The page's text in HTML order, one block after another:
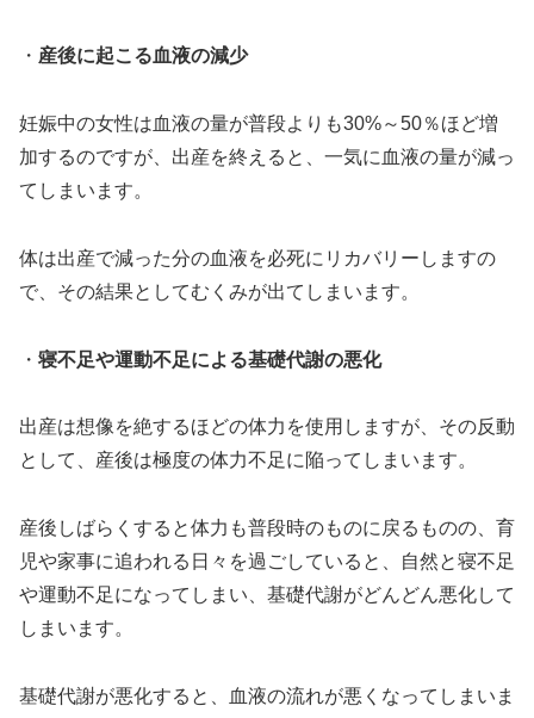
・ 産後に起こる血液の減少
妊娠中の女性は血液の量が普段よりも30%～50％ほど増
加するのですが、出産を終えると、一気に血液の量が減っ
てしまいます。
体は出産で減った分の血液を必死にリカバリーしますの
で、その結果としてむくみが出てしまいます。
・ 寝不足や運動不足による基礎代謝の悪化
出産は想像を絶するほどの体力を使用しますが、その反動
として、産後は極度の体力不足に陥ってしまいます。
産後しばらくすると体力も普段時のものに戻るものの、育
児や家事に追われる日々を過ごしていると、自然と寝不足
や運動不足になってしまい、基礎代謝がどんどん悪化して
しまいます。
基礎代謝が悪化すると、血液の流れが悪くなってしまいま